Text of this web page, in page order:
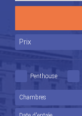
Penthouse